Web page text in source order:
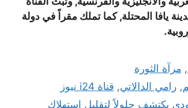
يافا المحتلة, كما تملك مقراً في دولة
, مرآة الثورة
,رامي الدالاتي, قناة i24 نيوز
يكتشف حلولاً لتقليل استهلاك